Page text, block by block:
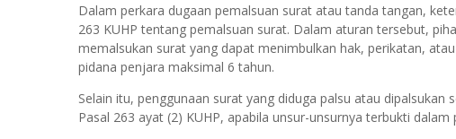
Dalam perkara dugaan pemalsuan surat atau tanda tangan,
263 KUHP tentang pemalsuan surat. Dalam aturan tersebut,
memalsukan surat yang dapat menimbulkan hak, perikatan,
pidana penjara maksimal 6 tahun.
Selain itu, penggunaan surat yang diduga palsu atau
Pasal 263 ayat (2) KUHP, apabila unsur-unsurnya terbukti dalam